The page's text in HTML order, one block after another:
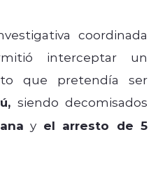
coordinada
interceptar un
que pretendía ser
siendo decomisados
y el arresto de 5